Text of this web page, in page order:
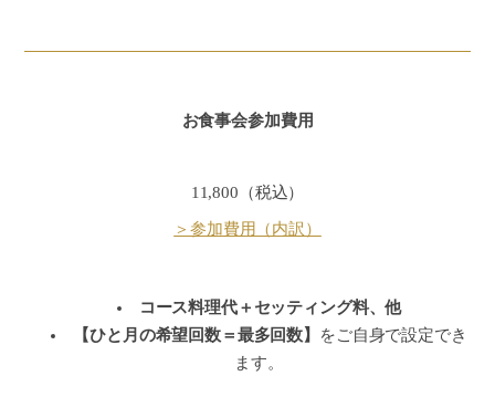
お食事会参加費用
11,800（税込）
＞参加費用（内訳）
コース料理代＋セッティング料、他
【ひと月の希望回数＝最多回数】
をご自身で設定でき
ます。